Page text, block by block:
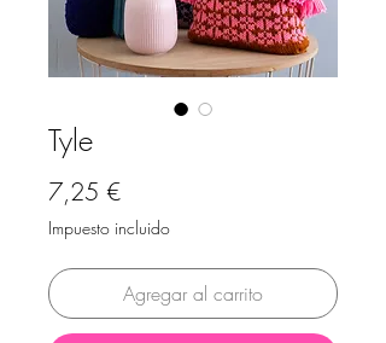
Tyle
7,25 €Precio
Impuesto incluido
Agregar al carrito